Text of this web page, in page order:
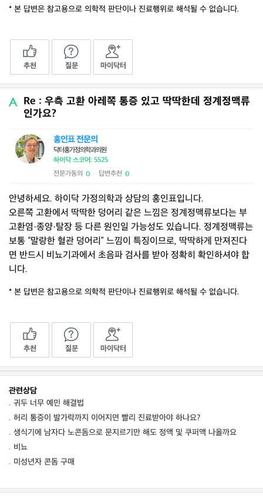
* 본 답변은 참고용으로 의학적 판단이나 진료행위로 해석될 수 없습니다.
추천 질문 마이닥터
Re : 우측 고환 아레쪽 통증 있고 딱딱한데 정계정맥류
인가요?
홍인표 전문의
닥터홍가정의학과의원
하이닥 스코어: 5525
전문가동의 0 답변추천 0
안녕하세요. 하이닥 가정의학과 상담의 홍인표입니다.
오른쪽 고환에서 딱딱한 덩어리 같은 느낌은 정계정맥류보다는 부
고환염·종양·탈장 등 다른 원인일 가능성도 있습니다. 정계정맥류는
보통 “말랑한 혈관 덩어리” 느낌이 특징이므로, 딱딱하게 만져진다
면 반드시 비뇨기과에서 초음파 검사를 받아 정확히 확인하셔야 합
니다.
* 본 답변은 참고용으로 의학적 판단이나 진료행위로 해석될 수 없습니다.
추천 질문 마이닥터
관련상담
귀두 너무 예민 해결법
허리 통증이 발가락까지 이어지면 빨리 진료받아야 하나요?
생식기에 남자다 노콘돔으로 문지르기만 해도 정액 및 쿠퍼액 나올까요
비뇨
미성년자 콘돔 구매